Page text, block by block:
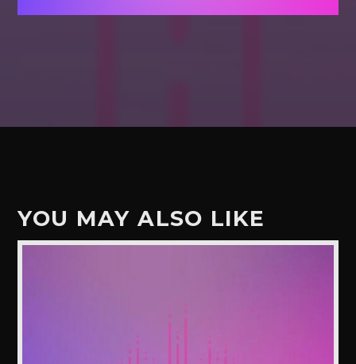
YOU MAY ALSO LIKE